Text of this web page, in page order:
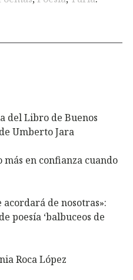
del Libro de Buenos
Umberto Jara
más en confianza cuando
acordará de nosotras»:
poesía ‘balbuceos de
Roca López